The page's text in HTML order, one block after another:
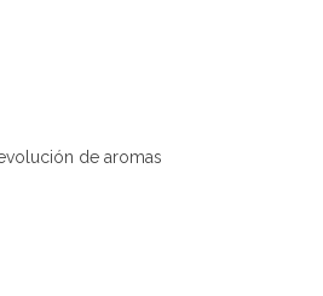
de aromas